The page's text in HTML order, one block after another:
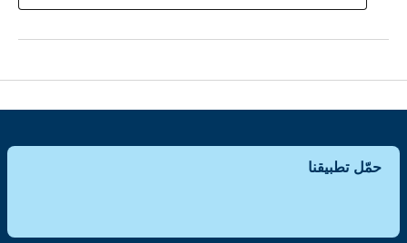
حمّل تطبيقنا